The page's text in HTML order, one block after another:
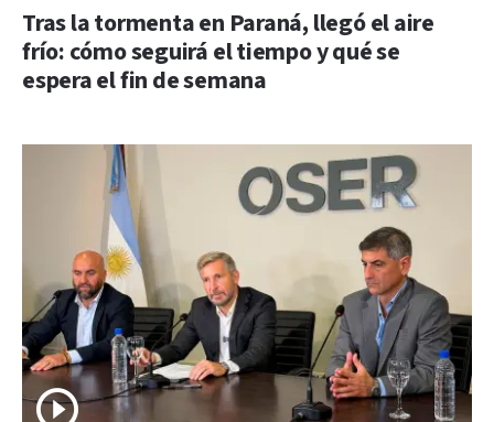
Tras la tormenta en Paraná, llegó el aire
frío: cómo seguirá el tiempo y qué se
espera el fin de semana